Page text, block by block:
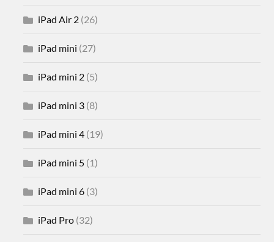
iPad Air 2 (26)
iPad mini (27)
iPad mini 2 (5)
iPad mini 3 (8)
iPad mini 4 (19)
iPad mini 5 (1)
iPad mini 6 (3)
iPad Pro (32)